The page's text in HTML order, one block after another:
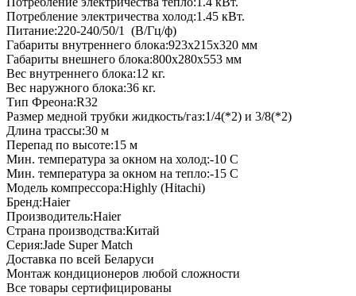
Потребление электричества холод:1.45 кВт.
Питание:220-240/50/1
(В/Гц/ф)
Габариты внутреннего блока:923x215x320 мм
Габариты внешнего блока:800x280x553 мм
Вес внутреннего блока:12 кг.
Вес наружного блока:36 кг.
Тип Фреона:R32
Размер медной трубки жидкость/газ:1/4(*2) и 3/8(*2)
Длина трассы:30 м
Перепад по высоте:15 м
Мин. температура за окном на холод:-10 С
Мин. температура за окном на тепло:-15 С
Модель компрессора:Highly (Hitachi)
Бренд:Haier
Производитель:Haier
Страна производства:Китай
Серия:Jade Super Match
Доставка по всей Беларуси
Монтаж кондиционеров любой сложности
Все товары сертифицированы